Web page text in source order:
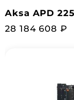
Aksa APD
28 184 608 ₽